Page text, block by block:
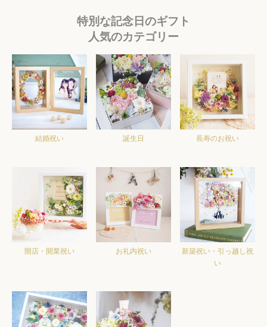
特別な記念日のギフト
人気のカテゴリー
結婚祝い 誕生日 長寿のお祝い
開店・開業祝い お礼内祝い
新築祝い・引っ越し祝
い